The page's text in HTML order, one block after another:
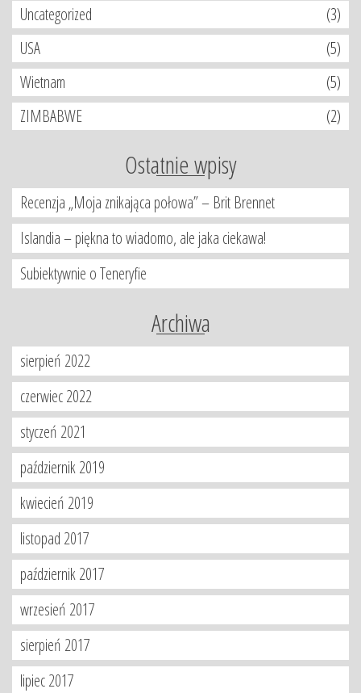
Uncategorized
(3)
USA
(5)
Wietnam
(5)
ZIMBABWE
(2)
Ostatnie wpisy
Recenzja „Moja znikająca połowa” – Brit Brennet
Islandia – piękna to wiadomo, ale jaka ciekawa!
Subiektywnie o Teneryfie
Archiwa
sierpień 2022
czerwiec 2022
styczeń 2021
październik 2019
kwiecień 2019
listopad 2017
październik 2017
wrzesień 2017
sierpień 2017
lipiec 2017